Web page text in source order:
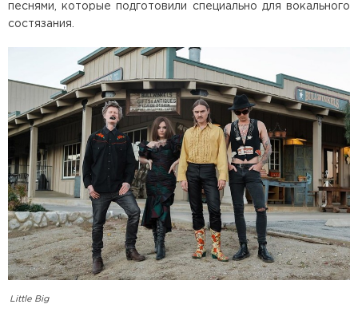
песнями, которые подготовили специально для вокального
состязания.
Little Big